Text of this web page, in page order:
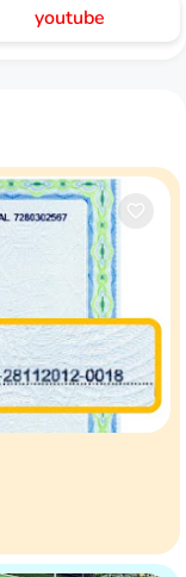
youtube